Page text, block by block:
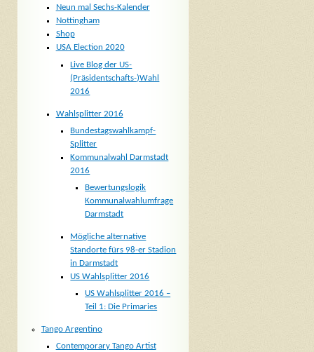
Neun mal Sechs-Kalender
Nottingham
Shop
USA Election 2020
Live Blog der US-
(Präsidentschafts-)Wahl
2016
Wahlsplitter 2016
Bundestagswahlkampf-
Splitter
Kommunalwahl Darmstadt
2016
Bewertungslogik
Kommunalwahlumfrage
Darmstadt
Mögliche alternative
Standorte fürs 98-er Stadion
in Darmstadt
US Wahlsplitter 2016
US Wahlsplitter 2016 –
Teil 1: Die Primaries
Tango Argentino
Contemporary Tango Artist